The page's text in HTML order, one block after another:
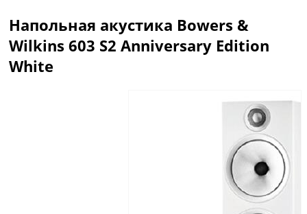
Напольная акустика Bowers &
Wilkins 603 S2 Anniversary Edition
White